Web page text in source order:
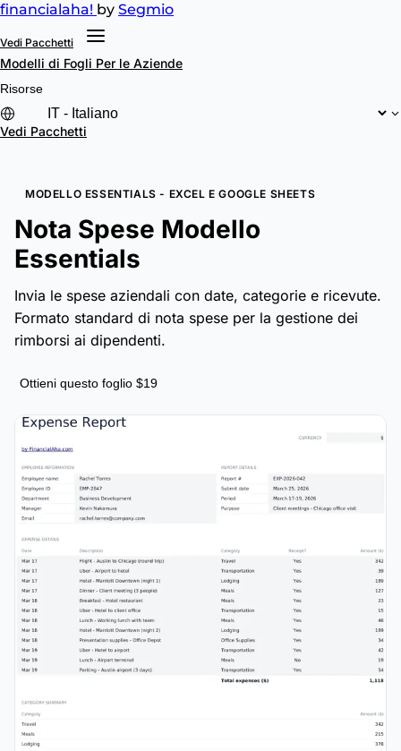
financialaha! by Segmio
Vedi Pacchetti
Modelli di Fogli Per le Aziende
Risorse
Vedi Pacchetti
MODELLO ESSENTIALS - EXCEL E GOOGLE SHEETS
Nota Spese Modello
Essentials
Invia le spese aziendali con date, categorie e ricevute.
Formato standard di nota spese per la gestione dei
rimborsi ai dipendenti.
Ottieni questo foglio $19